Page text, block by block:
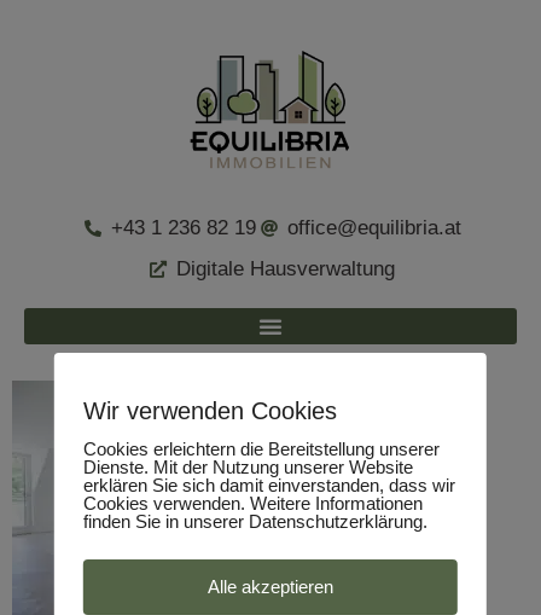
+43 1 236 82 19
office@equilibria.at
Digitale Hausverwaltung
Wir verwenden Cookies
Cookies erleichtern die Bereitstellung unserer
Dienste. Mit der Nutzung unserer Website
erklären Sie sich damit einverstanden, dass wir
Cookies verwenden. Weitere Informationen
finden Sie in unserer Datenschutzerklärung.
Alle akzeptieren